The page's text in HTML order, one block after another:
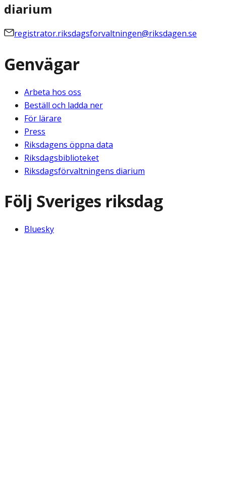
diarium
registrator.riksdagsforvaltningen@riksdagen.se
Genvägar
Arbeta hos oss
Beställ och ladda ner
För lärare
Press
Riksdagens öppna data
Riksdagsbiblioteket
Riksdagsförvaltningens diarium
Följ Sveriges riksdag
Bluesky